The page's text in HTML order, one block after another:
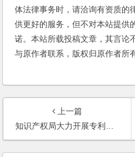
体法律事务时，请洽询有资质的
供更好的服务，但不对本站提供
诺。本站所载投稿文章，其言论
与原作者联系，版权归原作者所
上一篇
知识产权局大力开展专利电子申请推广工作的通知